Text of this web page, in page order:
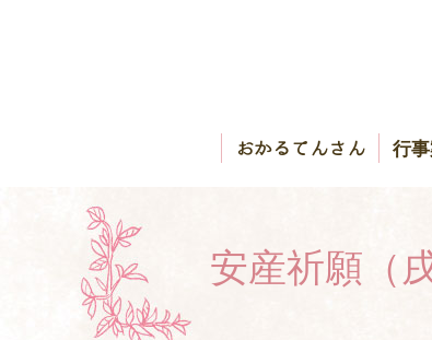
おかるてんさん 行
安産祈願（